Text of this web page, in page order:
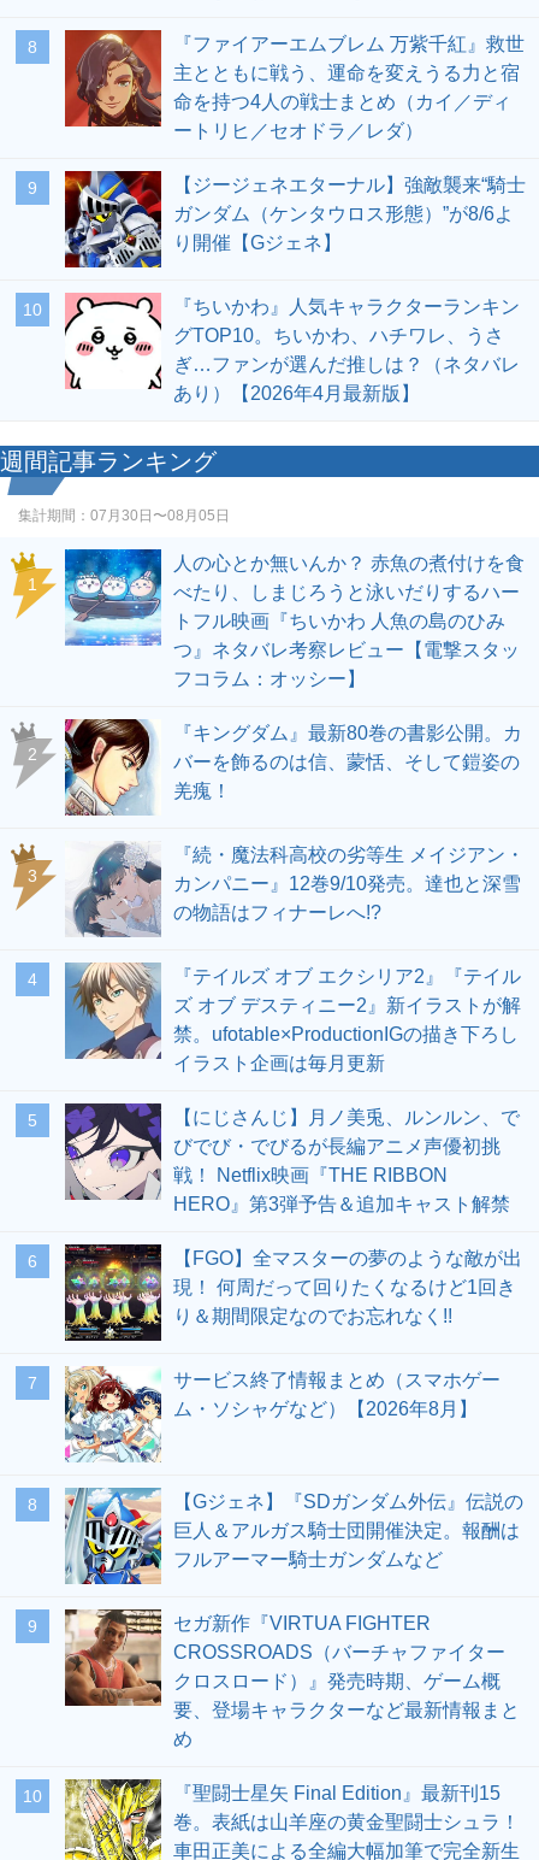
8
『ファイアーエムブレム 万紫千紅』救世
主とともに戦う、運命を変えうる力と宿
命を持つ4人の戦士まとめ（カイ／ディ
ートリヒ／セオドラ／レダ）
9
【ジージェネエターナル】強敵襲来“騎士
ガンダム（ケンタウロス形態）”が8/6よ
り開催【Gジェネ】
10
『ちいかわ』人気キャラクターランキン
グTOP10。ちいかわ、ハチワレ、うさ
ぎ…ファンが選んだ推しは？（ネタバレ
あり）【2026年4月最新版】
週間記事ランキング
集計期間： 07月30日〜08月05日
1
人の心とか無いんか？ 赤魚の煮付けを食
べたり、しまじろうと泳いだりするハー
トフル映画『ちいかわ 人魚の島のひみ
つ』ネタバレ考察レビュー【電撃スタッ
フコラム：オッシー】
2
『キングダム』最新80巻の書影公開。カ
バーを飾るのは信、蒙恬、そして鎧姿の
羌瘣！
3
『続・魔法科高校の劣等生 メイジアン・
カンパニー』12巻9/10発売。達也と深雪
の物語はフィナーレへ!?
4
『テイルズ オブ エクシリア2』『テイル
ズ オブ デスティニー2』新イラストが解
禁。ufotable×ProductionIGの描き下ろし
イラスト企画は毎月更新
5
【にじさんじ】月ノ美兎、ルンルン、で
びでび・でびるが長編アニメ声優初挑
戦！ Netflix映画『THE RIBBON
HERO』第3弾予告＆追加キャスト解禁
6
【FGO】全マスターの夢のような敵が出
現！ 何周だって回りたくなるけど1回き
り＆期間限定なのでお忘れなく!!
7
サービス終了情報まとめ（スマホゲー
ム・ソシャゲなど）【2026年8月】
8
【Gジェネ】『SDガンダム外伝』伝説の
巨人＆アルガス騎士団開催決定。報酬は
フルアーマー騎士ガンダムなど
9
セガ新作『VIRTUA FIGHTER
CROSSROADS（バーチャファイター
クロスロード）』発売時期、ゲーム概
要、登場キャラクターなど最新情報まと
め
10
『聖闘士星矢 Final Edition』最新刊15
巻。表紙は山羊座の黄金聖闘士シュラ！
車田正美による全編大幅加筆で完全新生